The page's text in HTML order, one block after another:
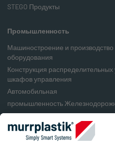
STEGO Продукты
Промышленность
Машиностроение и производство
оборудования
Конструкция распределительных
шкафов управления
Автомобильная
промышленность
Пищевая промышленность
Упаковочная промышленность
Возобновляемые источники